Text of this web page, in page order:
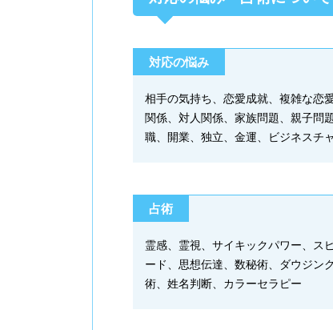
対応の悩み
相手の気持ち、恋愛成就、複雑な恋
関係、対人関係、家族問題、親子問
職、開業、独立、金運、ビジネスチ
占術
霊感、霊視、サイキックパワー、ス
ード、思想伝達、数秘術、ダウジン
術、姓名判断、カラーセラピー